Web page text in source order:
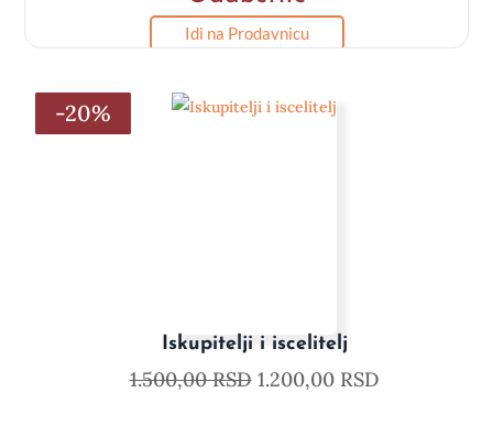
Idi na Prodavnicu
-20%
Iskupitelji i iscelitelj
1.500,00RSD 1.200,00 RSD
-20%
-20%
-20%
-20%
-20%